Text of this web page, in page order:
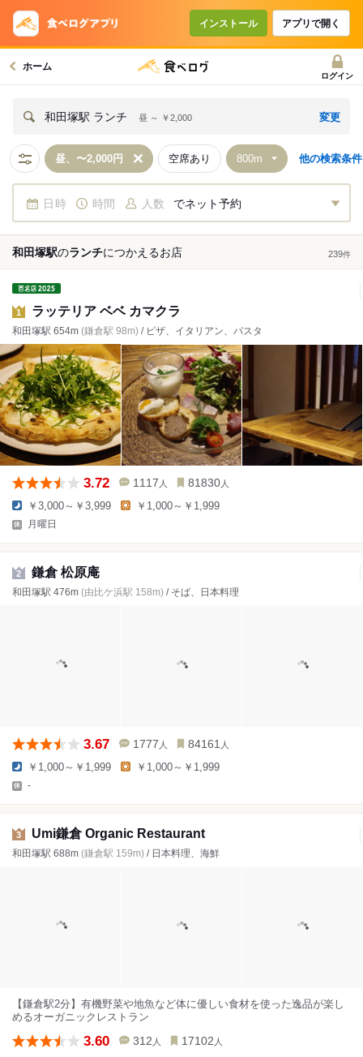
インストール アプリで開く
ホーム
ログイン
和田塚駅 ランチ 昼 ～ ￥2,000 変更
昼、〜2,000円 空席あり 他の検索条件
日時 時間 人数 でネット予約
和田塚駅のランチにつかえるお店 239件
1 ラッテリア ベベ カマクラ
和田塚駅 654m (鎌倉駅 98m) / ピザ、イタリアン、パスタ
3.72 1117 人 81830 人
￥3,000～￥3,999 ￥1,000～￥1,999
月曜日
2 鎌倉 松原庵
和田塚駅 476m (由比ケ浜駅 158m) / そば、日本料理
3.67 1777 人 84161 人
￥1,000～￥1,999 ￥1,000～￥1,999
-
3 Umi鎌倉 Organic Restaurant
和田塚駅 688m (鎌倉駅 159m) / 日本料理、海鮮
【鎌倉駅2分】有機野菜や地魚など体に優しい食材を使った逸品が楽し
めるオーガニックレストラン
3.60 312 人 17102 人